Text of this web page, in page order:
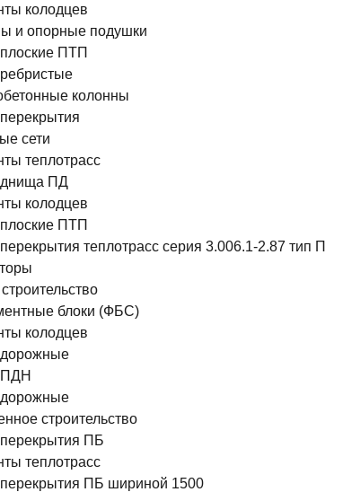
колодцев
и опорные подушки
ПТП
колонны
сети
теплотрасс
ПД
колодцев
ПТП
теплотрасс серия 3.006.1-2.87 тип П
блоки (ФБС)
колодцев
строительство
ПБ
теплотрасс
ПБ шириной 1500